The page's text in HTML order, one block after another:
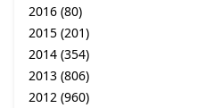
2016 (80)
2015 (201)
2014 (354)
2013 (806)
2012 (960)